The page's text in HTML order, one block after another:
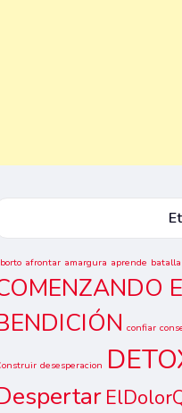
afrontar amargura aprende batalla
confiar
desesperacion